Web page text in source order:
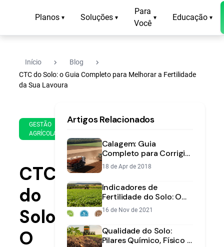
Planos ▾ Soluções ▾
Para
Você
▾ Educação ▾
Início navigate_next Blog navigate_next
CTC do Solo: o Guia Completo para Melhorar a Fertilidade
da Sua Lavoura
GESTÃO
AGRÍCOLA
de
de
2018
min
leitura
CTC
do
Solo:
O
Artigos Relacionados
Calagem: Guia
Completo para Corrigir
Acidez e Aumentar
Produtividade
18 de Apr de 2018
Indicadores de
Fertilidade do Solo: O
Guia para Entender sua
Análise
16 de Nov de 2021
Qualidade do Solo:
Pilares Químico, Físico e